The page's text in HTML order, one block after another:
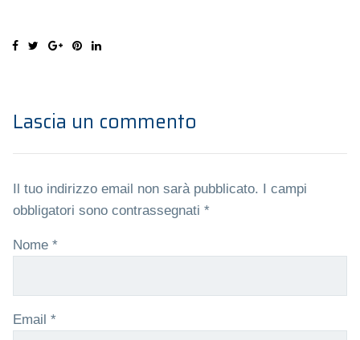
Lascia un commento
Il tuo indirizzo email non sarà pubblicato.
I campi
obbligatori sono contrassegnati *
Nome *
Email *